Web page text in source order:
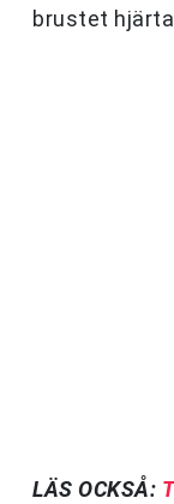
brustet
LÄS OCKSÅ: